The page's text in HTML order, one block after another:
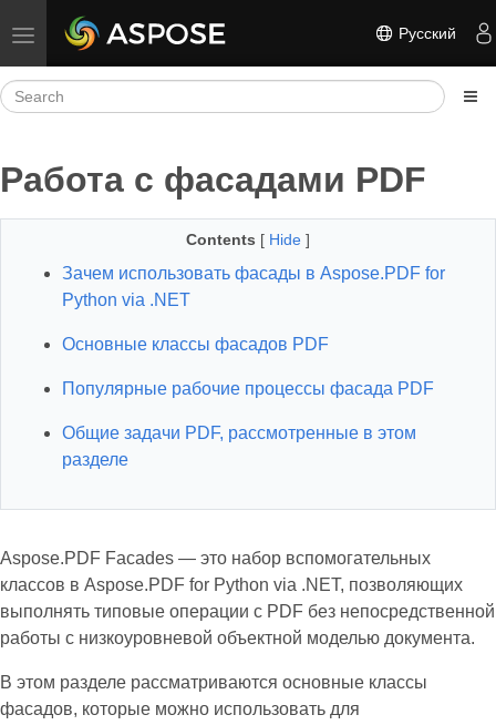
Toggle navigation Русский
Работа с фасадами PDF
Contents [ Hide ]
Зачем использовать фасады в Aspose.PDF for
Python via .NET
Основные классы фасадов PDF
Популярные рабочие процессы фасада PDF
Общие задачи PDF, рассмотренные в этом
разделе
Aspose.PDF Facades — это набор вспомогательных
классов в Aspose.PDF for Python via .NET, позволяющих
выполнять типовые операции с PDF без непосредственной
работы с низкоуровневой объектной моделью документа.
В этом разделе рассматриваются основные классы
фасадов, которые можно использовать для